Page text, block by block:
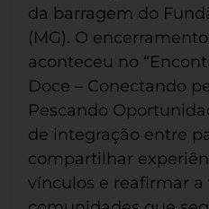
da barragem do
(MG). O
aconteceu no
Doce – Conectando
Pescando
de integração entre
compartilhar
vínculos e reafirmar a